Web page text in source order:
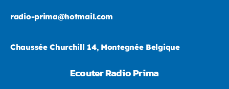
radio-prima@hotmail.com
Chaussée Churchill 14, Montegnée Belgique
Ecouter Radio Prima